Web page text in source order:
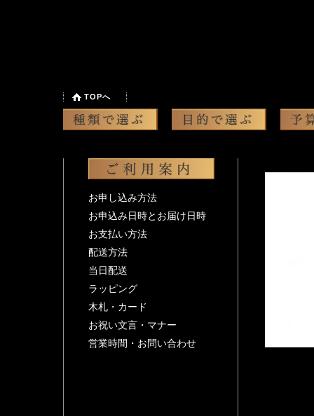
TOPへ
お申し込み方法
お申込み日時とお届け日時
お支払い方法
配送方法
当日配送
ラッピング
木札・カード
お祝い文言・マナー
営業時間・お問い合わせ